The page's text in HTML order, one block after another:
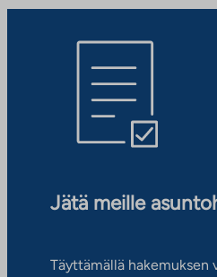
Jätä meille
Täyttämällä hakemuksen